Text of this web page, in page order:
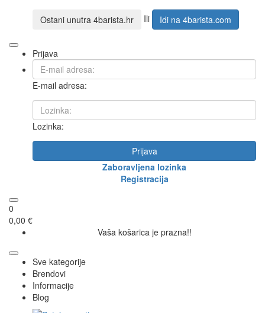
Ostani unutra 4barista.hr Ili Idi na 4barista.com
Prijava
E-mail adresa:
Lozinka:
Prijava
Zaboravljena lozinka
Registracija
0
0,00 €
Vaša košarica je prazna!!
Sve kategorije
Brendovi
Informacije
Blog